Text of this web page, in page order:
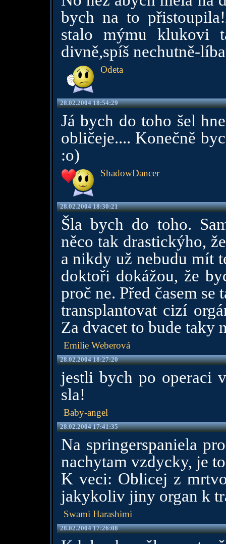
bych na to
stalo mýmu klukovi
divně,spíš nechutně-
Odeta
28.02.2004 18:54:29
Já bych do toho šel
obličeje.... Konečně
:o)
ShadowDancer
28.02.2004 18:30:21
Šla bych do toho.
něco tak drastickýho,
a nikdy už nebudu mít
doktoři dokážou, že
proč ne. Před časem
transplantovat cizí
Za dvacet to bude taky
Emilie Weberová
28.02.2004 18:27:20
jestli bych po operaci
sla!
Baby-angel
28.02.2004 17:41:35
Na springerspaniela
nachytam vzdycky, je
K veci: Oblicej z
jakykoliv jiny organ k
Swami Harashimi
28.02.2004 17:26:08